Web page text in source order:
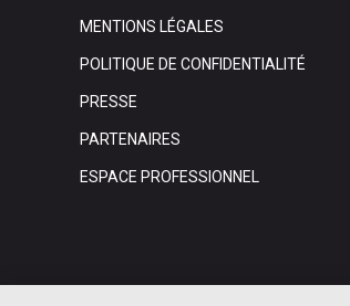
MENTIONS LÉGALES
POLITIQUE DE CONFIDENTIALITÉ
PRESSE
PARTENAIRES
ESPACE PROFESSIONNEL